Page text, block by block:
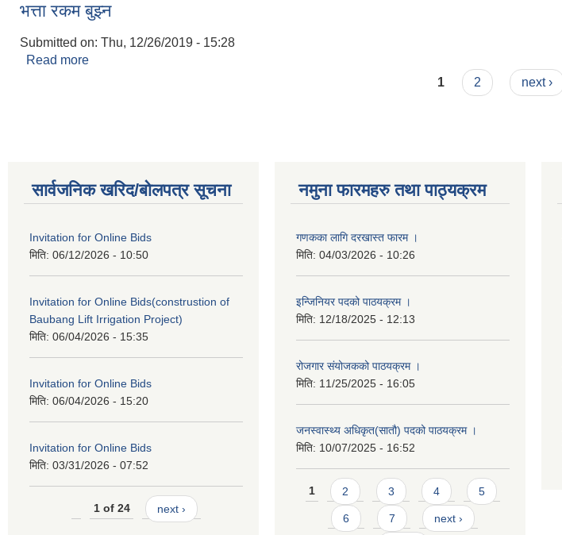
भत्ता रकम बुझ्न
Submitted on: Thu, 12/26/2019 - 15:28
Read more
1 2 next ›
सार्वजनिक खरिद/बोलपत्र सूचना
Invitation for Online Bids
मिति: 06/12/2026 - 10:50
Invitation for Online Bids(construstion of
Baubang Lift Irrigation Project)
मिति: 06/04/2026 - 15:35
Invitation for Online Bids
मिति: 06/04/2026 - 15:20
Invitation for Online Bids
मिति: 03/31/2026 - 07:52
1 of 24 next ›
नमुना फारमहरु तथा पाठ्यक्रम
गणकका लागि दरखास्त फारम ।
मिति: 04/03/2026 - 10:26
इन्जिनियर पदको पाठयक्रम ।
मिति: 12/18/2025 - 12:13
रोजगार संयोजकको पाठयक्रम ।
मिति: 11/25/2025 - 16:05
जनस्वास्थ्य अधिकृत(सातौ) पदको पाठयक्रम ।
मिति: 10/07/2025 - 16:52
Pages
1 2 3 4 5
6 7 next ›